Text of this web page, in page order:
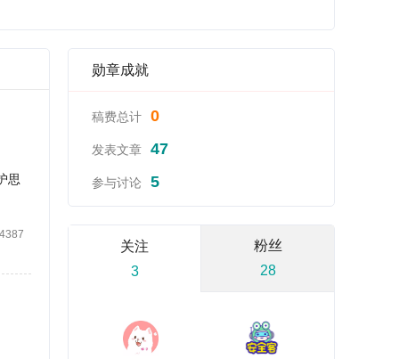
思
勋章成就
稿费总计 0
发表文章 47
参与讨论 5
关注
3
粉丝
28